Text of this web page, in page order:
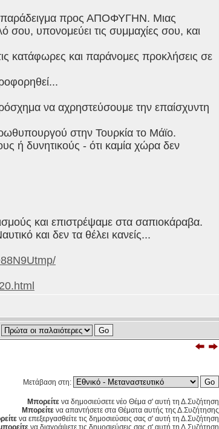
παράδειγμα προς ΑΠΟΦΥΓΗΝ. Μιας
σου, υπονομεύει τις συμμαχίες σου, και
κατάφωρες και παράνομες προκλήσεις σε
να αχρηστεύσουμε την επαίσχυντη
στην Τουρκία το Μάϊο.
ή δυνητικούς - ότι καμία χώρα δεν
και επιστρέψαμε στα σαπιοκάραβα.
και δεν τα θέλει κανείς...
Μετάβαση στη:
Μπορείτε να δημοσιεύσετε νέο Θέμα σ' αυτή τη Δ.Συζήτηση
Μπορείτε να απαντήσετε στα Θέματα αυτής της Δ.Συζήτησης
να επεξεργασθείτε τις δημοσιεύσεις σας σ' αυτή τη Δ.Συζήτηση